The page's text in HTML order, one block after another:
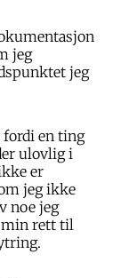
jeg
jeg
fordi en ting
ulovlig i
er
jeg ikke
noe jeg
min rett til